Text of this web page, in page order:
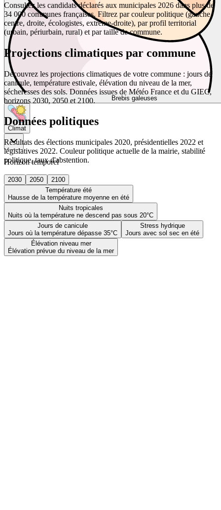
Brebis galeuses
Climat
Horizon temporel
2030 2050
2100
Température été
Hausse de la température moyenne en été
Nuits tropicales
Nuits où la température ne descend pas sous 20°C
Jours de canicule
Jours où la température dépasse 35°C
Stress hydrique
Jours avec sol sec en été
Élévation niveau mer
Élévation prévue du niveau de la mer
Consultez les candidats déclarés aux municipales 2026 dans plus de
34 000 communes françaises. Filtrez par couleur politique (gauche,
centre, droite, écologistes, extrême-droite), par profil territorial
(urbain, périurbain, rural) et par taille de commune.
Projections climatiques par commune
Découvrez les projections climatiques de votre commune : jours de
canicule, température estivale, élévation du niveau de la mer,
sécheresses des sols. Données issues de Météo France et du GIEC,
horizons 2030, 2050 et 2100.
Données politiques
Résultats des élections municipales 2020, présidentielles 2022 et
législatives 2022. Couleur politique actuelle de la mairie, stabilité
politique, taux d'abstention.